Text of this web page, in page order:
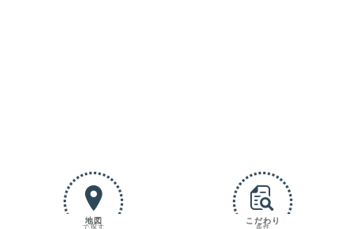
地図
で探す
こだわり
条件